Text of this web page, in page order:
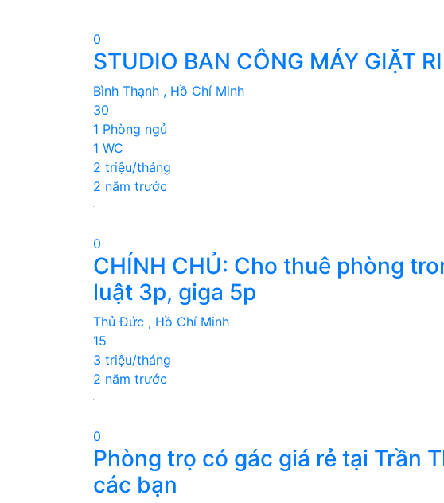
0
STUDIO BAN CÔNG MÁY GIẶT
Bình Thạnh , Hồ Chí Minh
30
1 Phòng ngủ
1 WC
2 triệu/tháng
2 năm trước
0
CHÍNH CHỦ: Cho thuê phòng
luật 3p, giga 5p
Thủ Đức , Hồ Chí Minh
15
3 triệu/tháng
2 năm trước
0
Phòng trọ có gác giá rẻ tại Trần
các bạn